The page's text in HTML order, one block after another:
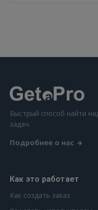
Быстрый способ найти
задач.
Подробнее о нас
Как это работает
Как создать заказ